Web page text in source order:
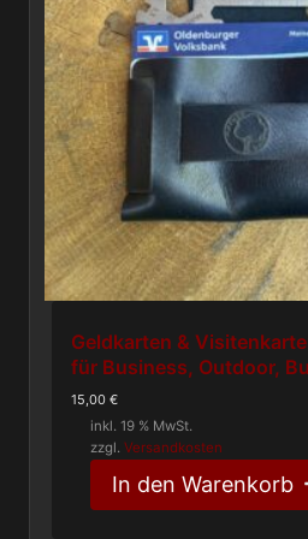
Geldkarten &
für Business, Outdoor,
15,00€
inkl. 19 % MwSt.
zzgl.Versandkosten
In den Warenkorb